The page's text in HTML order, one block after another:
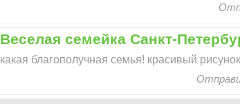
Веселая семейка Санкт-
какая благополучная семья! красивый